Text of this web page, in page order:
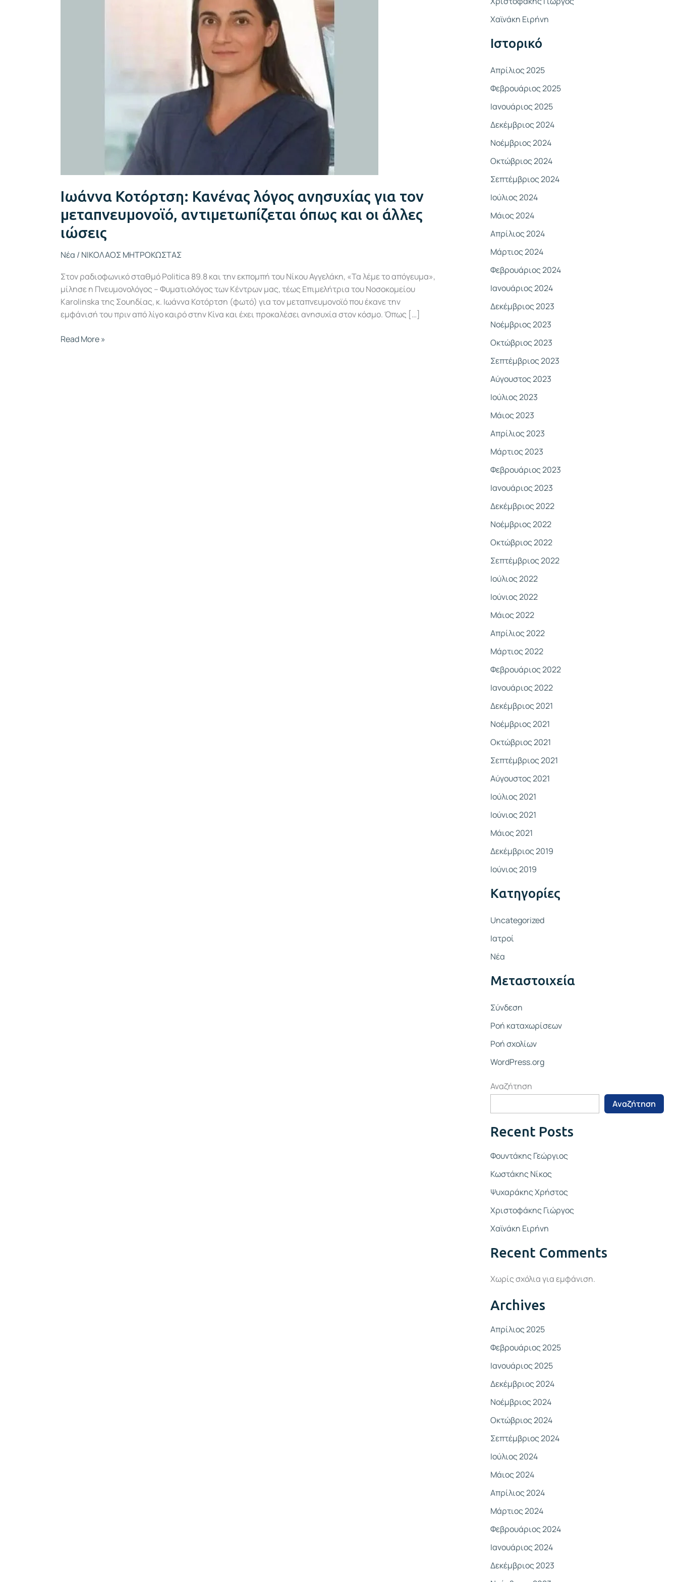
Ιωάννα Κοτόρτση: Κανένας λόγος ανησυχίας για τον
μεταπνευμονοϊό, αντιμετωπίζεται όπως και οι άλλες
ιώσεις
Νέα / ΝΙΚΟΛΑΟΣ ΜΗΤΡΟΚΩΣΤΑΣ
Στον ραδιοφωνικό σταθμό Politica 89.8 και την εκπομπή του Νίκου Αγγελάκη, «Τα λέμε το απόγευμα»,
μίλησε η Πνευμονολόγος – Φυματιολόγος των Κέντρων μας, τέως Επιμελήτρια του Νοσοκομείου
Karolinska της Σουηδίας, κ. Ιωάννα Κοτόρτση (φωτό) για τον μεταπνευμονοϊό που έκανε την
εμφάνισή του πριν από λίγο καιρό στην Κίνα και έχει προκαλέσει ανησυχία στον κόσμο. Όπως […]
Read More »
σ
η
α
:
Χαϊνάκη Ειρήνη
Ιστορικό
Απρίλιος 2025
Φεβρουάριος 2025
Ιανουάριος 2025
Δεκέμβριος 2024
Νοέμβριος 2024
Οκτώβριος 2024
Σεπτέμβριος 2024
Ιούλιος 2024
Μάιος 2024
Απρίλιος 2024
Μάρτιος 2024
Φεβρουάριος 2024
Ιανουάριος 2024
Δεκέμβριος 2023
Νοέμβριος 2023
Οκτώβριος 2023
Σεπτέμβριος 2023
Αύγουστος 2023
Ιούλιος 2023
Μάιος 2023
Απρίλιος 2023
Μάρτιος 2023
Φεβρουάριος 2023
Ιανουάριος 2023
Δεκέμβριος 2022
Νοέμβριος 2022
Οκτώβριος 2022
Σεπτέμβριος 2022
Ιούλιος 2022
Ιούνιος 2022
Μάιος 2022
Απρίλιος 2022
Μάρτιος 2022
Φεβρουάριος 2022
Ιανουάριος 2022
Δεκέμβριος 2021
Νοέμβριος 2021
Οκτώβριος 2021
Σεπτέμβριος 2021
Αύγουστος 2021
Ιούλιος 2021
Ιούνιος 2021
Μάιος 2021
Δεκέμβριος 2019
Ιούνιος 2019
Kατηγορίες
Uncategorized
Ιατροί
Νέα
Μεταστοιχεία
Σύνδεση
Ροή καταχωρίσεων
Ροή σχολίων
WordPress.org
Αναζήτηση
Αναζήτηση
Recent Posts
Φουντάκης Γεώργιος
Κωστάκης Νίκος
Ψυχαράκης Χρήστος
Χριστοφάκης Γιώργος
Χαϊνάκη Ειρήνη
Recent Comments
Χωρίς σχόλια για εμφάνιση.
Archives
Απρίλιος 2025
Φεβρουάριος 2025
Ιανουάριος 2025
Δεκέμβριος 2024
Νοέμβριος 2024
Οκτώβριος 2024
Σεπτέμβριος 2024
Ιούλιος 2024
Μάιος 2024
Απρίλιος 2024
Μάρτιος 2024
Φεβρουάριος 2024
Ιανουάριος 2024
Δεκέμβριος 2023